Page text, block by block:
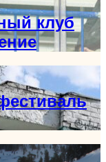
клуб